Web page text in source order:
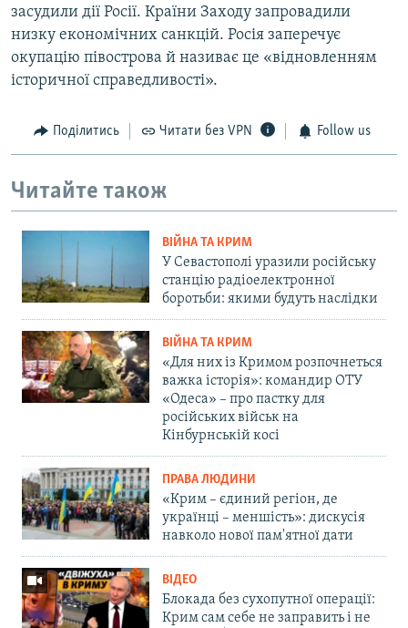
засудили дії Росії. Країни Заходу запровадили
низку економічних санкцій. Росія заперечує
окупацію півострова й називає це «відновленням
історичної справедливості».
Поділитись Читати без VPN Follow us
Читайте також
ВІЙНА ТА КРИМ
У Севастополі уразили російську
станцію радіоелектронної
боротьби: якими будуть наслідки
ВІЙНА ТА КРИМ
«Для них із Кримом розпочнеться
важка історія»: командир ОТУ
«Одеса» – про пастку для
російських військ на
Кінбурнській косі
ПРАВА ЛЮДИНИ
«Крим – єдиний регіон, де
українці – меншість»: дискусія
навколо нової пам'ятної дати
ВІДЕО
Блокада без сухопутної операції:
Крим сам себе не заправить і не